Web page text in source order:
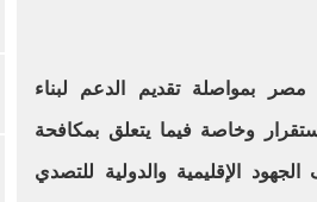
بمواصلة تقديم الدعم لبناء
وخاصة فيما يتعلق بمكافحة
الإقليمية والدولية للتصدي